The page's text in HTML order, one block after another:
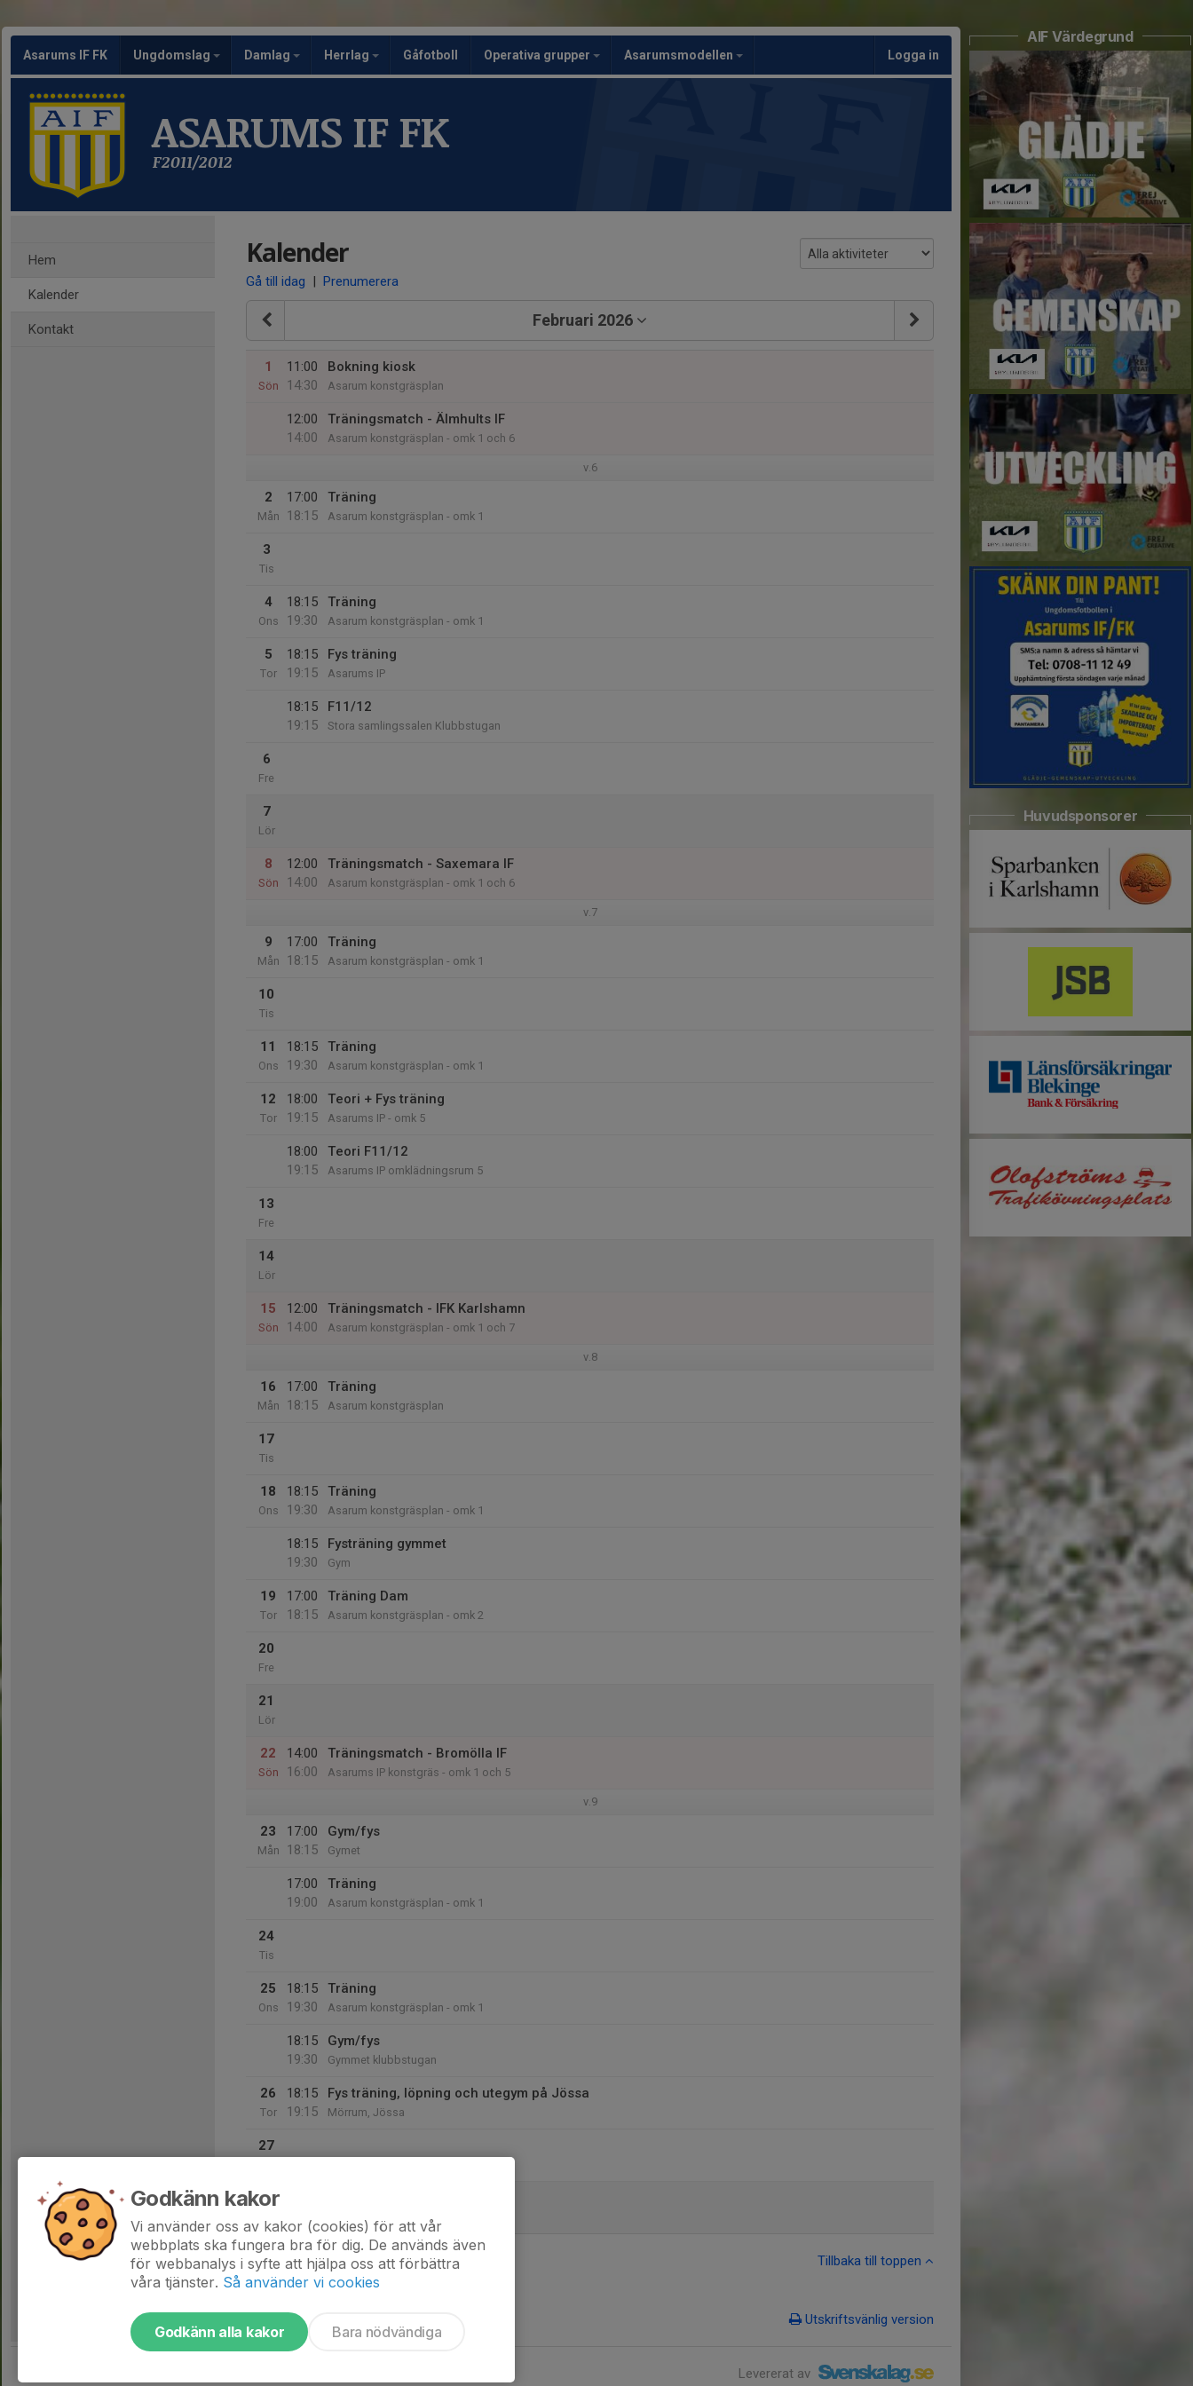
Asarums IF FK Ungdomslag Damlag Herrlag Gåfotboll Operativa grupper Asarumsmodellen Logga in
ASARUMS IF FK
F2011/2012
Hem
Kalender
Kontakt
Kalender
Gå till idag | Prenumerera
Februari 2026
1
Sön
11:00
14:30
Bokning kiosk
Asarum konstgräsplan
12:00
14:00
Träningsmatch - Älmhults IF
Asarum konstgräsplan - omk 1 och 6
v.6
2
Mån
17:00
18:15
Träning
Asarum konstgräsplan - omk 1
3
Tis
4
Ons
18:15
19:30
Träning
Asarum konstgräsplan - omk 1
5
Tor
18:15
19:15
Fys träning
Asarums IP
18:15
19:15
F11/12
Stora samlingssalen Klubbstugan
6
Fre
7
Lör
8
Sön
12:00
14:00
Träningsmatch - Saxemara IF
Asarum konstgräsplan - omk 1 och 6
v.7
9
Mån
17:00
18:15
Träning
Asarum konstgräsplan - omk 1
10
Tis
11
Ons
18:15
19:30
Träning
Asarum konstgräsplan - omk 1
12
Tor
18:00
19:15
Teori + Fys träning
Asarums IP - omk 5
18:00
19:15
Teori F11/12
Asarums IP omklädningsrum 5
13
Fre
14
Lör
15
Sön
12:00
14:00
Träningsmatch - IFK Karlshamn
Asarum konstgräsplan - omk 1 och 7
v.8
16
Mån
17:00
18:15
Träning
Asarum konstgräsplan
17
Tis
18
Ons
18:15
19:30
Träning
Asarum konstgräsplan - omk 1
18:15
19:30
Fysträning gymmet
Gym
19
Tor
17:00
18:15
Träning Dam
Asarum konstgräsplan - omk 2
20
Fre
21
Lör
22
Sön
14:00
16:00
Träningsmatch - Bromölla IF
Asarums IP konstgräs - omk 1 och 5
v.9
23
Mån
17:00
18:15
Gym/fys
Gymet
17:00
19:00
Träning
Asarum konstgräsplan - omk 1
24
Tis
25
Ons
18:15
19:30
Träning
Asarum konstgräsplan - omk 1
18:15
19:30
Gym/fys
Gymmet klubbstugan
26
Tor
18:15
19:15
Fys träning, löpning och utegym på Jössa
Mörrum, Jössa
27
28
Tillbaka till toppen
Utskriftsvänlig version
Levererat av
AIF Värdegrund
Huvudsponsorer
Godkänn kakor
Vi använder oss av kakor (cookies) för att vår
webbplats ska fungera bra för dig. De används även
för webbanalys i syfte att hjälpa oss att förbättra
våra tjänster. Så använder vi cookies
Godkänn alla kakor Bara nödvändiga